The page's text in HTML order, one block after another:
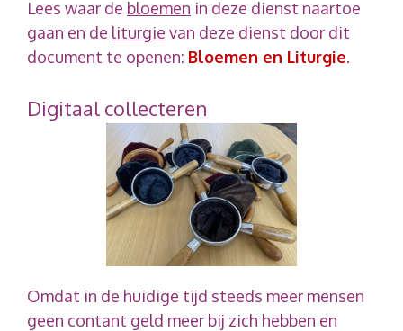
Lees waar de bloemen in deze dienst naartoe
gaan en de liturgie van deze dienst door dit
document te openen: Bloemen en Liturgie.
Digitaal collecteren
Omdat in de huidige tijd steeds meer mensen
geen contant geld meer bij zich hebben en